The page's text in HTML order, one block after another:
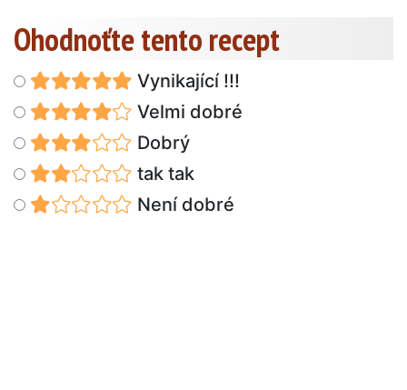
Ohodnoťte tento recept
Vynikající !!!
Velmi dobré
Dobrý
tak tak
Není dobré